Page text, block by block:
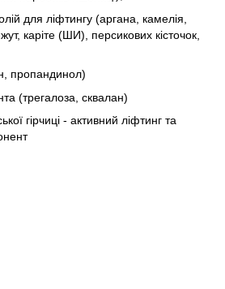
для ліфтингу (аргана, камелія,
каріте (ШИ), персикових кісточок,
пропандинол)
(трегалоза, сквалан)
гірчиці - активний ліфтинг та